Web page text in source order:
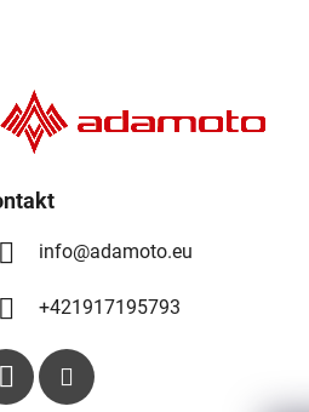
info@adamoto.eu
+421917195793